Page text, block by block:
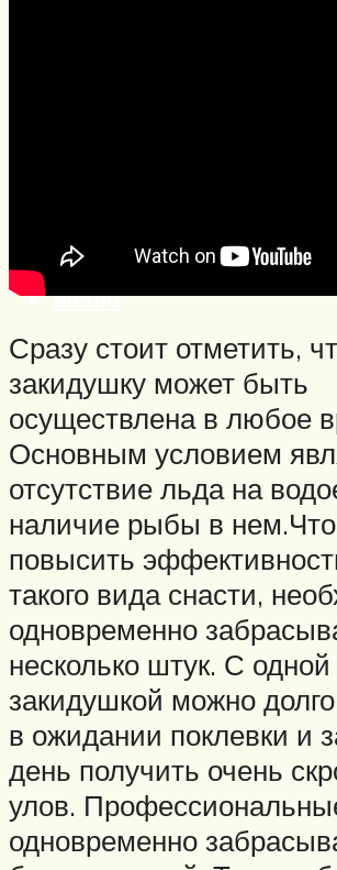
Меню
Сразу стоит отметить,
закидушку может быть
осуществлена в любое
Основным условием
отсутствие льда на
наличие рыбы в
повысить
такого вида снасти,
одновременно
несколько штук. С одной
закидушкой можно
в ожидании поклевки и
день получить очень
улов.
одновременно